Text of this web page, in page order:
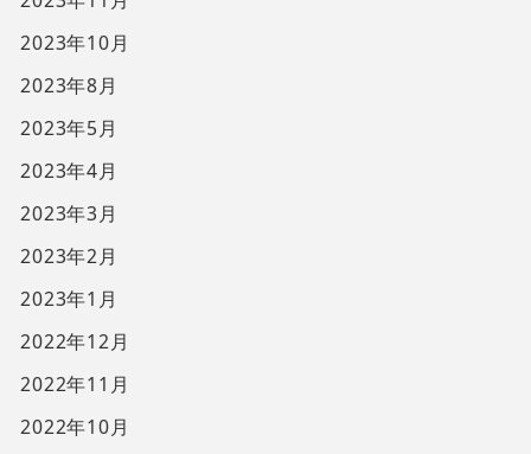
2023年10月
2023年8月
2023年5月
2023年4月
2023年3月
2023年2月
2023年1月
2022年12月
2022年11月
2022年10月